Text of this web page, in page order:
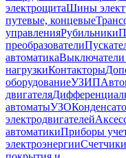
электрощитаШины
путевые, концевые
управленияРубильники
преобразователи
автоматикаВыключатели
нагрузкиКонтакторы
оборудованиеУЗИП
двигателя
автоматыУЗО
электродвигателей
автоматикиПриборы
электроэнергии